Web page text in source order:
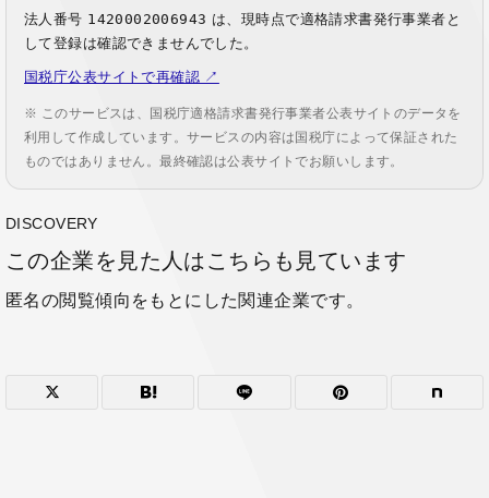
法人番号 1420002006943 は、現時点で適格請求書発行事業者と
して登録は確認できませんでした。
国税庁公表サイトで再確認 ↗
※ このサービスは、国税庁適格請求書発行事業者公表サイトのデータを
利用して作成しています。サービスの内容は国税庁によって保証された
ものではありません。最終確認は公表サイトでお願いします。
DISCOVERY
この企業を見た人はこちらも見ています
匿名の閲覧傾向をもとにした関連企業です。